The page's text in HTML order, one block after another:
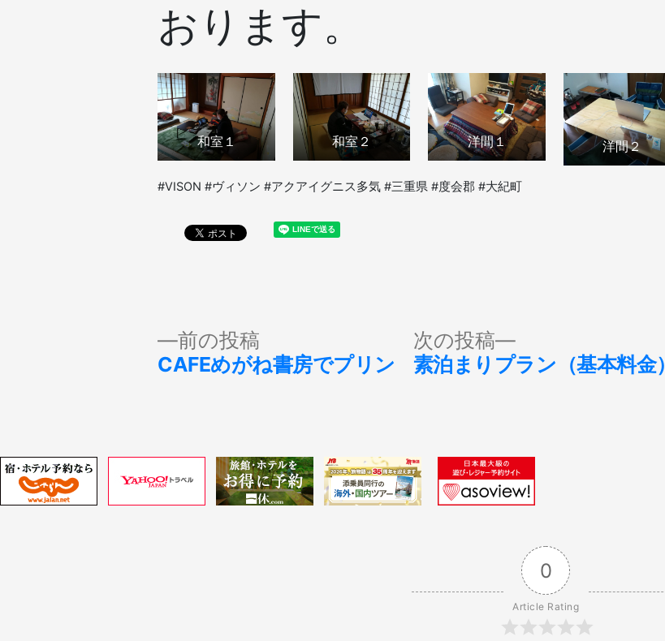
おります。
和室１ 和室２ 洋間１ 洋間２
#VISON #ヴィソン #アクアイグニス多気 #三重県 #度会郡 #大紀町
ビ
ゲ
前の投稿
の
CAFEめがね書房でプリン
次の投稿
次
の
素泊まりプラン（基本料金）
0
Article Rating